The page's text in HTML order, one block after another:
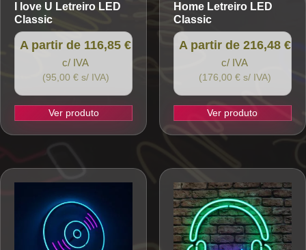
I love U Letreiro LED
Classic
A partir de 116,85 €
c/ IVA
(95,00 € s/ IVA)
Ver produto
options
HomeLetreiro LED
Classic
A partir de 216,48 €
c/ IVA
(176,00 € s/ IVA)
Ver produto
variants.
The
options
may